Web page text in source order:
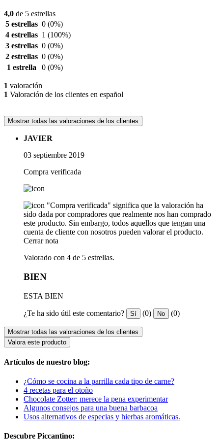
4,0 de 5 estrellas
5 estrellas 0 (0%)
4 estrellas 1 (100%)
3 estrellas 0 (0%)
2 estrellas 0 (0%)
1 estrella
0 (0%)
1 valoración
1 Valoración de los clientes en español
Mostrar todas las valoraciones de los clientes
JAVIER
03 septiembre 2019
Compra verificada
"Compra verificada" significa que la valoración ha
sido dada por compradores que realmente nos han comprado
este producto. Sin embargo, todos aquellos que tengan una
cuenta de cliente con nosotros pueden valorar el producto.
Cerrar nota
Valorado con 4 de 5 estrellas.
BIEN
ESTA BIEN
¿Te ha sido útil este comentario? Sí (0) No (0)
Mostrar todas las valoraciones de los clientes
Valora este producto
Artículos de nuestro blog:
¿Cómo se cocina a la parrilla cada tipo de carne?
4 recetas para el otoño
Chocolate Zotter: merece la pena experimentar
Algunos consejos para una buena barbacoa
Usos alternativos de especias y hierbas aromáticas.
Descubre Piccantino: